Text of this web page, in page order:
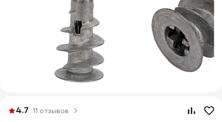
4.7 11 отзывов